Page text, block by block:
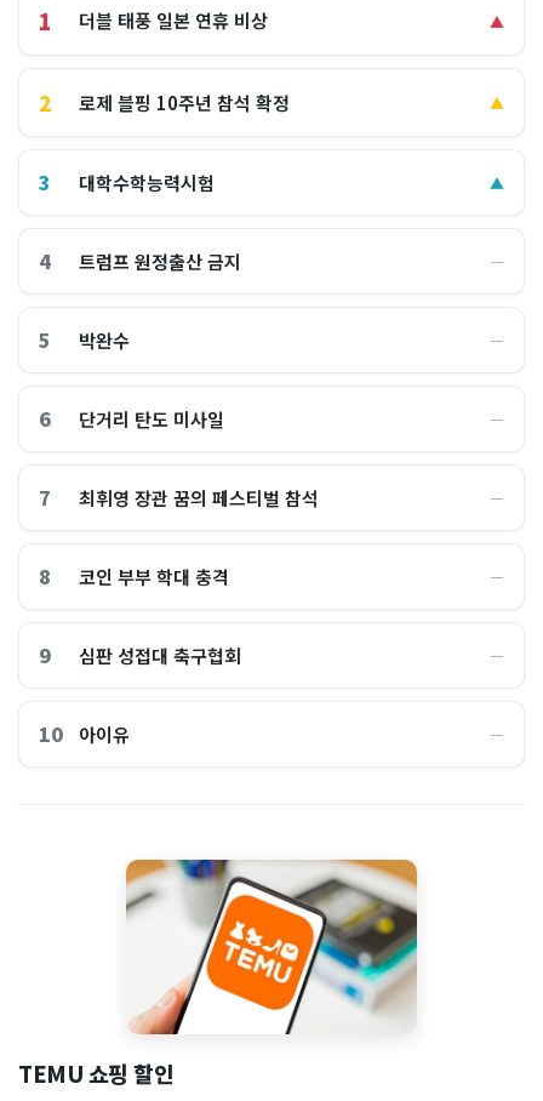
1 더블 태풍 일본 연휴 비상 ▲
2 로제 블핑 10주년 참석 확정 ▲
3 대학수학능력시험 ▲
4 트럼프 원정출산 금지 ―
5 박완수 ―
6 단거리 탄도 미사일 ―
7 최휘영 장관 꿈의 페스티벌 참석 ―
8 코인 부부 학대 충격 ―
9 심판 성접대 축구협회 ―
10 아이유 ―
TEMU 쇼핑 할인